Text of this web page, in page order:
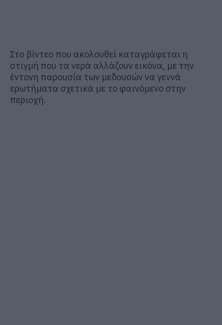
Στο βίντεο που ακολουθεί καταγράφεται η
στιγμή που τα νερά αλλάζουν εικόνα, με την
έντονη παρουσία των μεδουσών να γεννά
ερωτήματα σχετικά με το φαινόμενο στην
περιοχή.